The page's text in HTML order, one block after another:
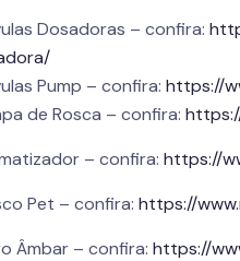
Dosadoras – confira:
Pump – confira:https://
de Rosca – confira:
– confira:https://
Pet – confira:https://
Âmbar – confira:https://